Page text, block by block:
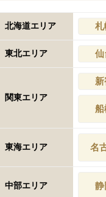
北海道エリア 札
東北エリア 仙
関東エリア
船
東海エリア 名
中部エリア 静